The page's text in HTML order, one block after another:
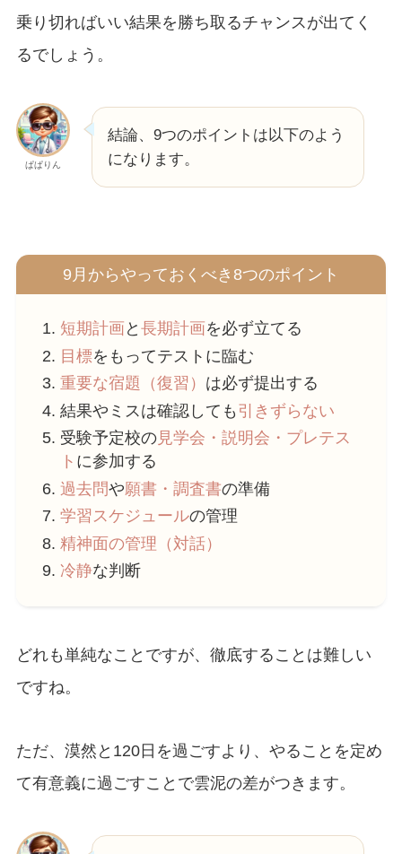
乗り切ればいい結果を勝ち取るチャンスが出てく
るでしょう。
ぱぱりん
結論、9つのポイントは以下のよう
になります。
9月からやっておくべき8つのポイント
短期計画 と長期計画を必ず立てる
目標をもってテストに臨む
重要な宿題（復習） は必ず提出する
結果やミスは確認しても 引きずらない
受験予定校の見学会・説明会・プレテス
ト に参加する
過去問や願書・調査書の準備
学習スケジュールの管理
精神面の管理（対話）
冷静な判断
どれも単純なことですが、徹底することは難しい
ですね。
ただ、漠然と120日を過ごすより、やることを定め
て有意義に過ごすことで雲泥の差がつきます。